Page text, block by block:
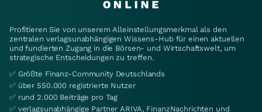
Profitieren Sie von unserem Alleinstellungsmerkmal als den
zentralen verlagsunabhängigen Wissens-Hub für einen aktuellen
und fundierten Zugang in die Börsen- und Wirtschaftswelt, um
strategische Entscheidungen zu treffen.
✅ Größte Finanz-Community Deutschlands
✅ über 550.000 registrierte Nutzer
✅ rund 2.000 Beiträge pro Tag
✅ verlagsunabhängige Partner ARIVA, FinanzNachrichten und